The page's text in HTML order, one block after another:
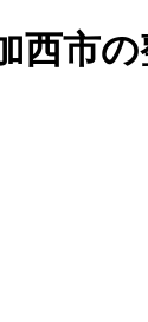
市